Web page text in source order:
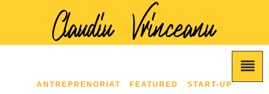
ANTREPRENORIAT FEATURED START-UP